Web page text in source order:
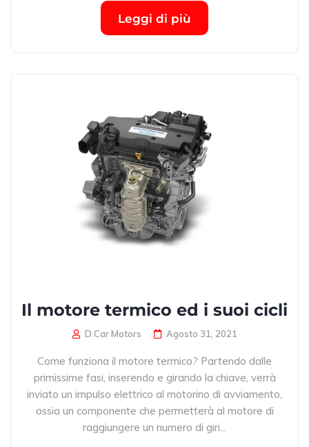
Leggi di più
Il motore termico ed i suoi cicli
D.Car Motors Agosto 31, 2021
Come funziona il motore termico? Partendo dalle
primissime fasi, inserendo e girando la chiave, verrà
inviato un impulso elettrico al motorino di avviamento,
ossia un componente che permetterà al motore di
raggiungere un numero di giri...